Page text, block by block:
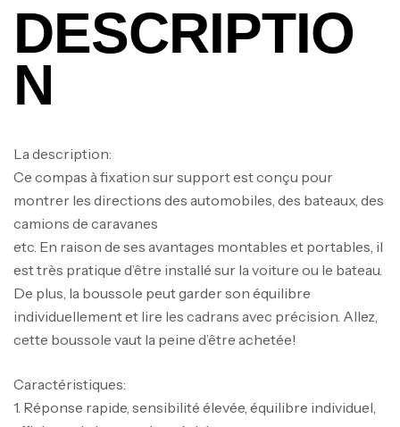
DESCRIPTIO
N
La description:
Ce compas à fixation sur support est conçu pour
montrer les directions des automobiles, des bateaux, des
camions de caravanes
etc. En raison de ses avantages montables et portables, il
est très pratique d’être installé sur la voiture ou le bateau.
De plus, la boussole peut garder son équilibre
individuellement et lire les cadrans avec précision. Allez,
cette boussole vaut la peine d’être achetée!
Caractéristiques:
1. Réponse rapide, sensibilité élevée, équilibre individuel,
د.ت379,000
د.ت340,000
Foureau Kalli Kunnan Funda 1.70m
Expanded
Bagagerie, Surfcasting
د.ت420,000
د.ت378,000
Volant 3 Branches Inox T26S/35